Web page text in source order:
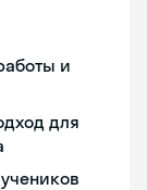
и
для